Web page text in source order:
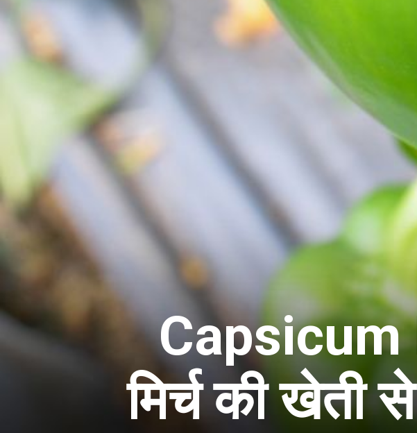
Capsicum
मिर्च की खेती